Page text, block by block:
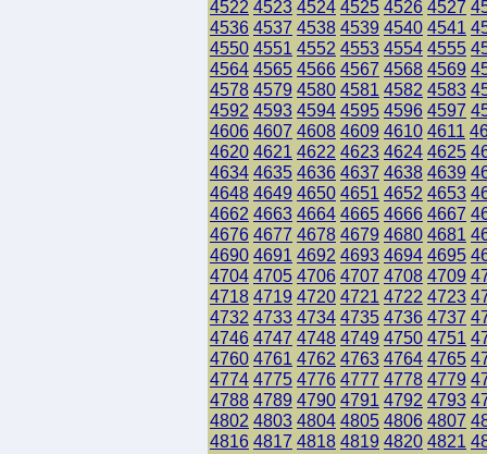
4522 4523 4524 4525 4526 4527
4536 4537 4538 4539 4540 4541
4550 4551 4552 4553 4554 4555
4564 4565 4566 4567 4568 4569
4578 4579 4580 4581 4582 4583
4592 4593 4594 4595 4596 4597
4606 4607 4608 4609 4610 4611
4620 4621 4622 4623 4624 4625
4634 4635 4636 4637 4638 4639
4648 4649 4650 4651 4652 4653
4662 4663 4664 4665 4666 4667
4676 4677 4678 4679 4680 4681
4690 4691 4692 4693 4694 4695
4704 4705 4706 4707 4708 4709
4718 4719 4720 4721 4722 4723
4732 4733 4734 4735 4736 4737
4746 4747 4748 4749 4750 4751
4760 4761 4762 4763 4764 4765
4774 4775 4776 4777 4778 4779
4788 4789 4790 4791 4792 4793
4802 4803 4804 4805 4806 4807
4816 4817 4818 4819 4820 4821